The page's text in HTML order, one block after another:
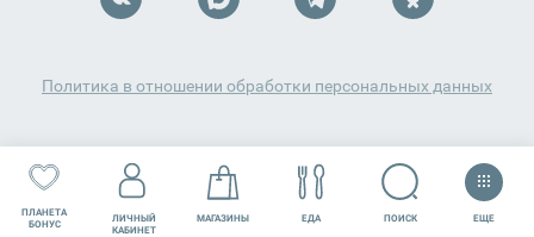
ПЛАНЕТА
БОНУС
ЛИЧНЫЙ
КАБИНЕТ
МАГАЗИНЫ ЕДА РАЗВЛЕЧЕНИЯ СЕРВИСЫ
ПОИСК ЕЩЕ
Политика в отношении обработки персональных данных